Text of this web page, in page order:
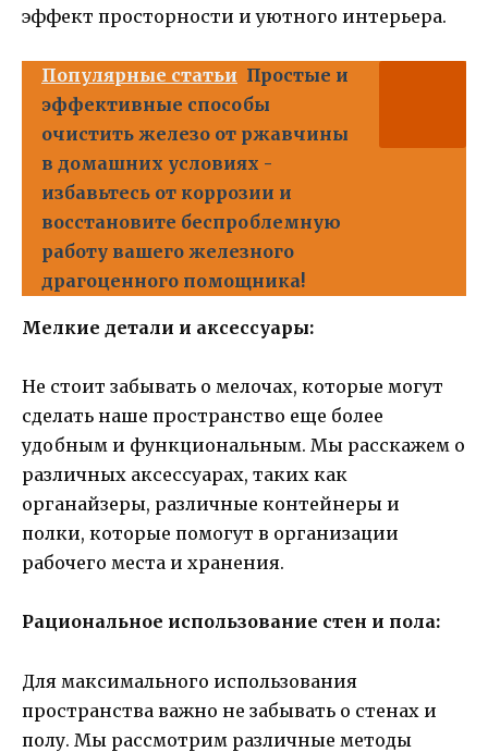
эффект просторности и уютного интерьера.
Популярные статьи Простые и
эффективные способы
очистить железо от ржавчины
в домашних условиях -
избавьтесь от коррозии и
восстановите беспроблемную
работу вашего железного
драгоценного помощника!
Мелкие детали и аксессуары:
Не стоит забывать о мелочах, которые могут
сделать наше пространство еще более
удобным и функциональным. Мы расскажем о
различных аксессуарах, таких как
органайзеры, различные контейнеры и
полки, которые помогут в организации
рабочего места и хранения.
Рациональное использование стен и пола:
Для максимального использования
пространства важно не забывать о стенах и
полу. Мы рассмотрим различные методы